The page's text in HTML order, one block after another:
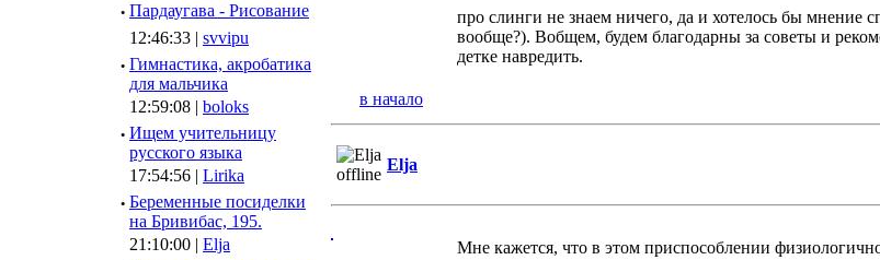
· Пардаугава - Рисование
12:46:33 | svvipu
· Гимнастика, акробатика
для мальчика
12:59:08 | boloks
· Ищем учительницу
русского языка
17:54:56 | Lirika
· Беременные посиделки
на Бривибас, 195.
21:10:00 | Elja
про слинги не знаем ничего, да и хотелось бы мнение
вообще?). Вобщем, будем благодарны за советы и
детке навредить.
в начало
Elja
Мне кажется, что в этом приспособлении